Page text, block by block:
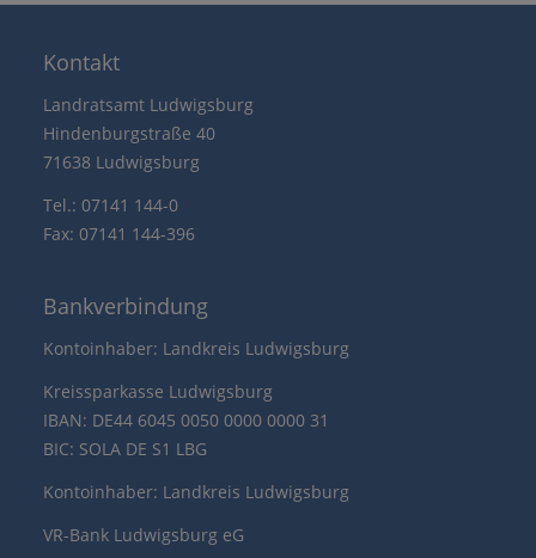
Kontakt
Landratsamt Ludwigsburg
Hindenburgstraße 40
71638 Ludwigsburg
Tel.: 07141 144-0
Fax: 07141 144-396
Bankverbindung
Kontoinhaber: Landkreis Ludwigsburg
Kreissparkasse Ludwigsburg
IBAN: DE44 6045 0050 0000 0000 31
BIC: SOLA DE S1 LBG
Kontoinhaber: Landkreis Ludwigsburg
VR-Bank Ludwigsburg eG